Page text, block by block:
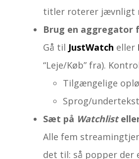
titler roterer jævnligt
Brug en
Gå til JustWatch eller
“Leje/Køb” fra).
Tilgængelige
Sprog/
Sæt på Watchlist
Alle fem
det til: så popper der